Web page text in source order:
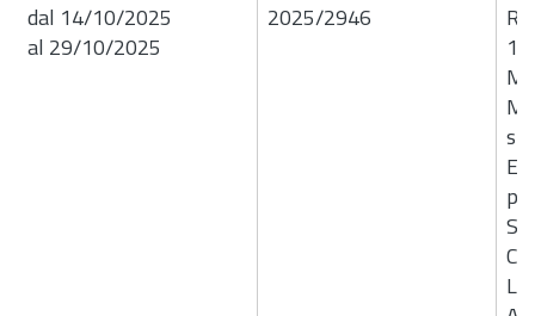
dal 14/10/2025
al 29/10/2025
2025/2946